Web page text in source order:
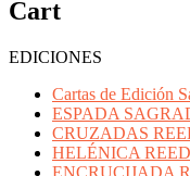
Cart
EDICIONES
Cartas de Edición
ESPADA
CRUZADAS
HELÉNICA